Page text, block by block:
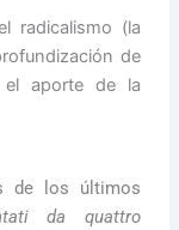
radicalismo (la
de
el aporte de la
de los últimos
da quattro